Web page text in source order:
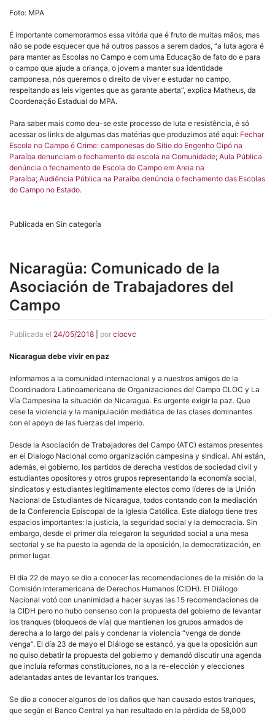
Foto: MPA
É importante comemorarmos essa vitória que é fruto de muitas mãos, mas
não se pode esquecer que há outros passos a serem dados, “a luta agora é
para manter as Escolas no Campo e com uma Educação de fato do e para
o campo que ajude a criança, o jovem a manter sua identidade
camponesa, nós queremos o direito de viver e estudar no campo,
respeitando as leis vigentes que as garante aberta”, explica Matheus, da
Coordenação Estadual do MPA.
Para saber mais como deu-se este processo de luta e resistência, é só
acessar os links de algumas das matérias que produzimos até aqui: Fechar
Escola no Campo é Crime: camponesas do Sítio do Engenho Cipó na
Paraíba denunciam o fechamento da escola na Comunidade; Aula Pública
denúncia o fechamento de Escola do Campo em Areia na
Paraíba; Audiência Pública na Paraíba denúncia o fechamento das Escolas
do Campo no Estado.
Publicada en Sin categoría
Nicaragüa: Comunicado de la
Asociación de Trabajadores del
Campo
Publicada el 24/05/2018 por clocvc
Nicaragua debe vivir en paz
Informamos a la comunidad internacional y a nuestros amigos de la
Coordinadora Latinoamericana de Organizaciones del Campo CLOC y La
Vía Campesina la situación de Nicaragua. Es urgente exigir la paz. Que
cese la violencia y la manipulación mediática de las clases dominantes
con el apoyo de las fuerzas del imperio.
Desde la Asociación de Trabajadores del Campo (ATC) estamos presentes
en el Dialogo Nacional como organización campesina y sindical. Ahí están,
además, el gobierno, los partidos de derecha vestidos de sociedad civil y
estudiantes opositores y otros grupos representando la economía social,
sindicatos y estudiantes legítimamente electos como líderes de la Unión
Nacional de Estudiantes de Nicaragua, todos contando con la mediación
de la Conferencia Episcopal de la Iglesia Católica. Este dialogo tiene tres
espacios importantes: la justicia, la seguridad social y la democracia. Sin
embargo, desde el primer día relegaron la seguridad social a una mesa
sectorial y se ha puesto la agenda de la oposición, la democratización, en
primer lugar.
El día 22 de mayo se dio a conocer las recomendaciones de la misión de la
Comisión Interamericana de Derechos Humanos (CIDH). El Diálogo
Nacional votó con unanimidad a hacer suyas las 15 recomendaciones de
la CIDH pero no hubo consenso con la propuesta del gobierno de levantar
los tranques (bloqueos de vía) que mantienen los grupos armados de
derecha a lo largo del país y condenar la violencia “venga de donde
venga”. El día 23 de mayo el Diálogo se estancó, ya que la oposición aun
no quiso debatir la propuesta del gobierno y demandó discutir una agenda
que incluía reformas constituciones, no a la re-elección y elecciones
adelantadas antes de levantar los tranques.
Se dio a conocer algunos de los daños que han causado estos tranques,
que según el Banco Central ya han resultado en la pérdida de 58,000